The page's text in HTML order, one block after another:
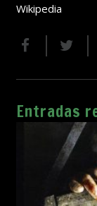
Wikipedia
Entradas